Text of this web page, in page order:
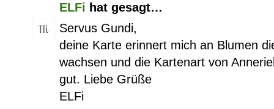
ELFi hat gesagt…
Servus Gundi,
deine Karte erinnert mich an Blumen
wachsen und die Kartenart von
gut. Liebe Grüße
ELFi